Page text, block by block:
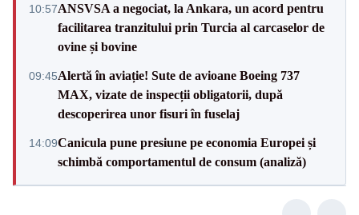
10:57ANSVSA a negociat, la Ankara, un acord pentru
facilitarea tranzitului prin Turcia al carcaselor de
ovine și bovine
09:45Alertă în aviație! Sute de avioane Boeing 737
MAX, vizate de inspecții obligatorii, după
descoperirea unor fisuri în fuselaj
14:09Canicula pune presiune pe economia Europei și
schimbă comportamentul de consum (analiză)